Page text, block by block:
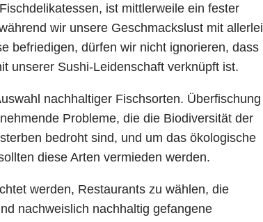
ist mittlerweile ein fester
wir unsere Geschmackslust mit allerlei
befriedigen, dürfen wir nicht ignorieren, dass
unserer Sushi-Leidenschaft verknüpft ist.
nachhaltiger Fischsorten. Überfischung
Probleme, die die Biodiversität der
bedroht sind, und um das ökologische
diese Arten vermieden werden.
werden, Restaurants zu wählen, die
nachweislich nachhaltig gefangene